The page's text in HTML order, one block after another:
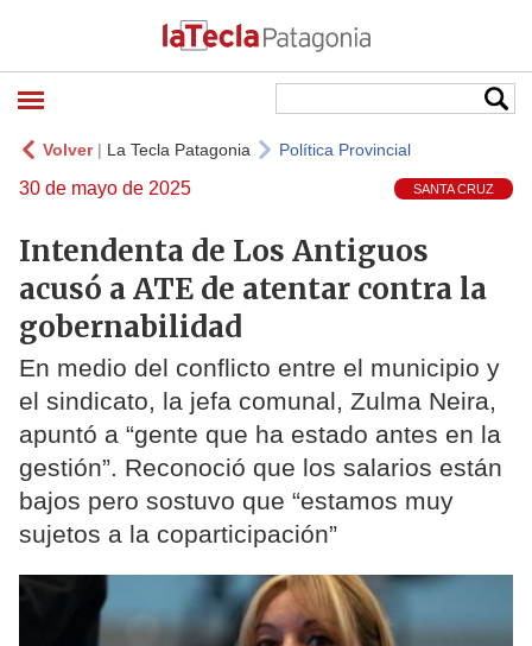
Volver| La Tecla Patagonia Política Provincial
30 de mayo de 2025 SANTA CRUZ
Intendenta de Los Antiguos
acusó a ATE de atentar contra la
gobernabilidad
En medio del conflicto entre el municipio y
el sindicato, la jefa comunal, Zulma Neira,
apuntó a “gente que ha estado antes en la
gestión”. Reconoció que los salarios están
bajos pero sostuvo que “estamos muy
sujetos a la coparticipación”